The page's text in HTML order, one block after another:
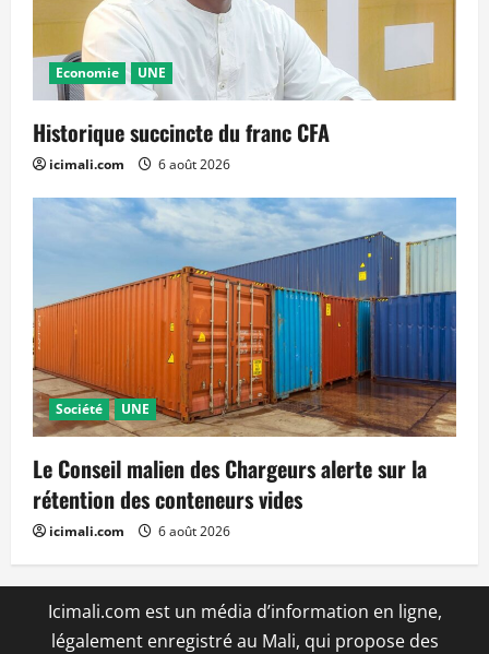
Economie UNE
Historique succincte du franc CFA
icimali.com 6 août 2026
Société UNE
Le Conseil malien des Chargeurs alerte sur la
rétention des conteneurs vides
icimali.com 6 août 2026
Icimali.com est un média d’information en ligne,
légalement enregistré au Mali, qui propose des